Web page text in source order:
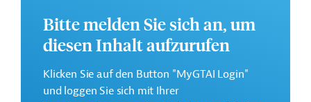
Weitere Informationen zu dem geplanten Projekt finden
Sie auf derWebseite der EIB.
GTAI informiert über dieEIB: Schwerpunkte, Regularien
und praktische Hinweise zur Geschäftsanbahnung.
Bitte melden Sie sich an, um
diesen Inhalt aufzurufen
Klicken Sie auf den Button "MyGTAI Login"
und loggen Sie sich mit Ihrer